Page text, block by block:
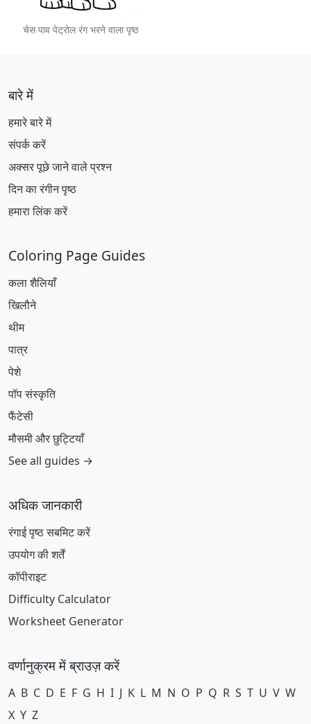
चेस पाव पेट्रोल रंग भरने वाला पृष्ठ
बारे में
हमारे बारे में
संपर्क करें
अक्सर पूछे जाने वाले प्रश्न
दिन का रंगीन पृष्ठ
हमारा लिंक करें
Coloring Page Guides
कला शैलियाँ
खिलौने
थीम
पात्र
पेशे
पॉप संस्कृति
फैंटेसी
मौसमी और छुट्टियाँ
See all guides →
अधिक जानकारी
रंगाई पृष्ठ सबमिट करें
उपयोग की शर्तें
कॉपीराइट
Difficulty Calculator
Worksheet Generator
वर्णानुक्रम में ब्राउज़ करें
A B C D E F G H I J K L M N O P Q R S T U V W
X Y Z